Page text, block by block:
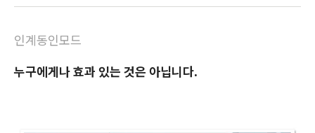
인계동인모드
누구에게나 효과 있는 것은 아닙니다.